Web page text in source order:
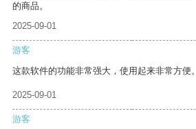
的商品。
2025-09-01
游客
这款软件的功能非常强大，使用起来非常方便。
2025-09-01
游客